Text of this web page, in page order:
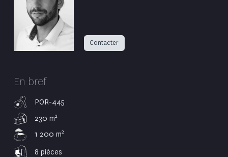
Contacter
En bref
POR-445
230 m2
1 200 m2
8 pièces